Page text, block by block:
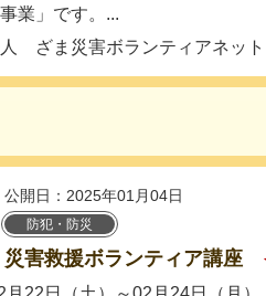
業」です。...
ざま災害ボランティアネット
公開日：2025年01月04日
防犯・防災
災害救援ボランティア講座